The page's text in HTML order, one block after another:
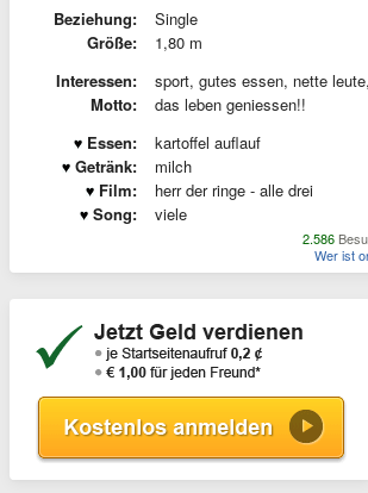
Beziehung:
Single
Größe:
1,80 m
Interessen:
sport, gutes essen, nette
Motto:
das leben geniessen!!
Essen:
kartoffel auflauf
Getränk:
milch
Film:
herr der ringe - alle drei
Song:
viele
2.586
Wer ist